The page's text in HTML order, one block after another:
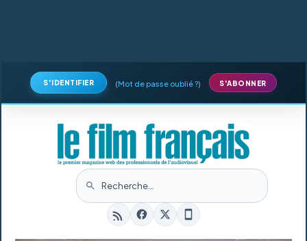
S'IDENTIFIER (Mot de passe oublié ?) S'ABONNER